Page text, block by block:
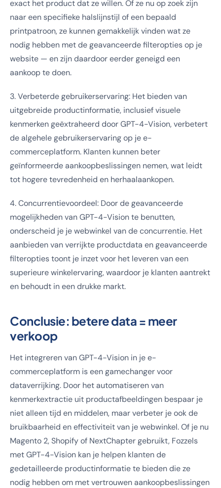
exact het product dat ze willen. Of ze nu op zoek zijn
naar een specifieke halslijnstijl of een bepaald
printpatroon, ze kunnen gemakkelijk vinden wat ze
nodig hebben met de geavanceerde filteropties op je
website — en zijn daardoor eerder geneigd een
aankoop te doen.
3. Verbeterde gebruikerservaring: Het bieden van
uitgebreide productinformatie, inclusief visuele
kenmerken geëxtraheerd door GPT-4-Vision, verbetert
de algehele gebruikerservaring op je e-
commerceplatform. Klanten kunnen beter
geïnformeerde aankoopbeslissingen nemen, wat leidt
tot hogere tevredenheid en herhaalaankopen.
4. Concurrentievoordeel: Door de geavanceerde
mogelijkheden van GPT-4-Vision te benutten,
onderscheid je je webwinkel van de concurrentie. Het
aanbieden van verrijkte productdata en geavanceerde
filteropties toont je inzet voor het leveren van een
superieure winkelervaring, waardoor je klanten aantrekt
en behoudt in een drukke markt.
Conclusie: betere data = meer
verkoop
Het integreren van GPT-4-Vision in je e-
commerceplatform is een gamechanger voor
dataverrijking. Door het automatiseren van
kenmerkextractie uit productafbeeldingen bespaar je
niet alleen tijd en middelen, maar verbeter je ook de
bruikbaarheid en effectiviteit van je webwinkel. Of je nu
Magento 2, Shopify of NextChapter gebruikt, Fozzels
met GPT-4-Vision kan je helpen klanten de
gedetailleerde productinformatie te bieden die ze
nodig hebben om met vertrouwen aankoopbeslissingen